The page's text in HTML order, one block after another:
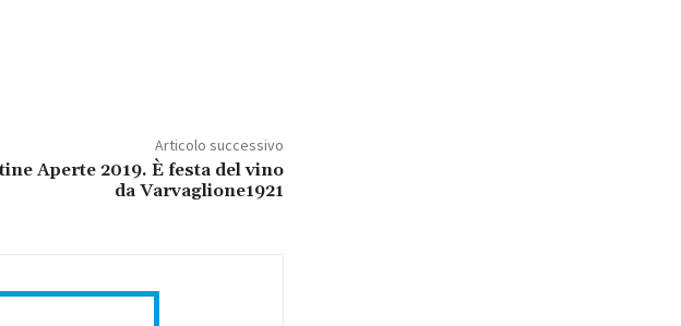
Articolo successivo
Aperte 2019. È festa del vino
da Varvaglione1921